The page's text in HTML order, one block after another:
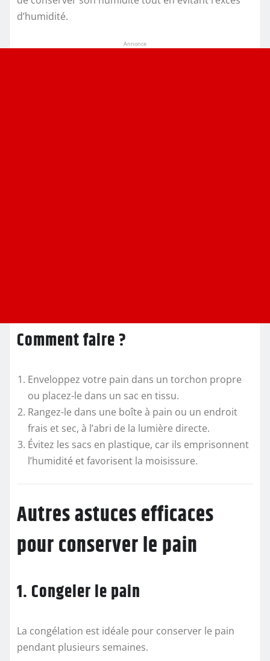
d’humidité.
Annonce
Comment faire ?
Enveloppez votre pain dans un torchon propre
ou placez-le dans un sac en tissu.
Rangez-le dans une boîte à pain ou un endroit
frais et sec, à l’abri de la lumière directe.
Évitez les sacs en plastique, car ils emprisonnent
l’humidité et favorisent la moisissure.
Autres astuces efficaces
pour conserver le pain
1. Congeler le pain
La congélation est idéale pour conserver le pain
pendant plusieurs semaines.